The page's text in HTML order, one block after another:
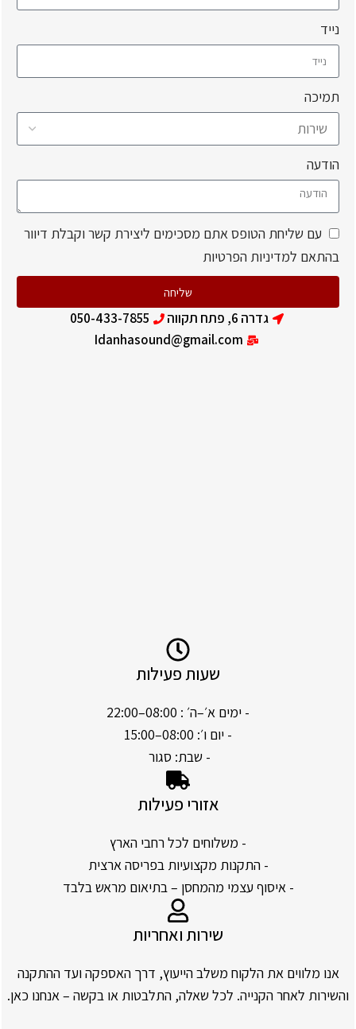
נייד
תמיכה
הודעה
עם שליחת הטופס אתם מסכימים ליצירת קשר וקבלת דיוור
בהתאם למדיניות הפרטיות
שליחה
גדרה 6, פתח תקווה
050-433-7855
Idanhasound@gmail.com
שעות פעילות
- ימים א׳–ה׳ : 08:00–22:00
- יום ו׳: 08:00–15:00
- שבת: סגור
אזורי פעילות
- משלוחים לכל רחבי הארץ
- התקנות מקצועיות בפריסה ארצית
- איסוף עצמי מהמחסן – בתיאום מראש בלבד
שירות ואחריות
אנו מלווים את הלקוח משלב הייעוץ, דרך האספקה ועד ההתקנה
והשירות לאחר הקנייה. לכל שאלה, התלבטות או בקשה – אנחנו כאן.